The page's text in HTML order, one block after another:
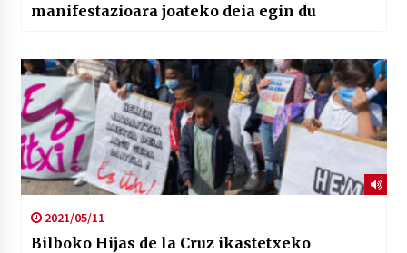
manifestazioara joateko deia egin du
2021/05/11
Bilboko Hijas de la Cruz ikastetxeko